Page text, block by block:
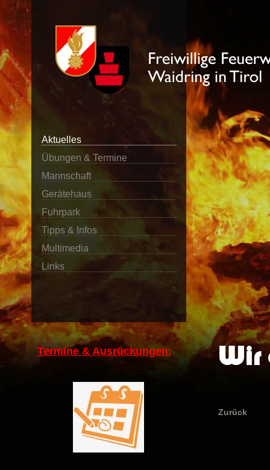
Aktuelles
Übungen & Termine
Mannschaft
Gerätehaus
Fuhrpark
Tipps & Infos
Multimedia
Links
Termine & Ausrückungen: Wir
Zurück